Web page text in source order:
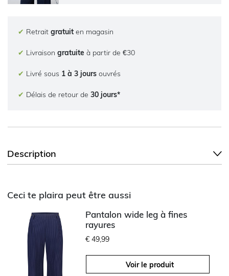
✔ Retrait gratuit en magasin
✔ Livraison gratuite à partir de €30
✔ Livré sous 1 à 3 jours ouvrés
✔ Délais de retour de 30 jours*
Description
Ceci te plaira peut être aussi
Pantalon wide leg à fines
rayures
€ 49,99
Voir le produit